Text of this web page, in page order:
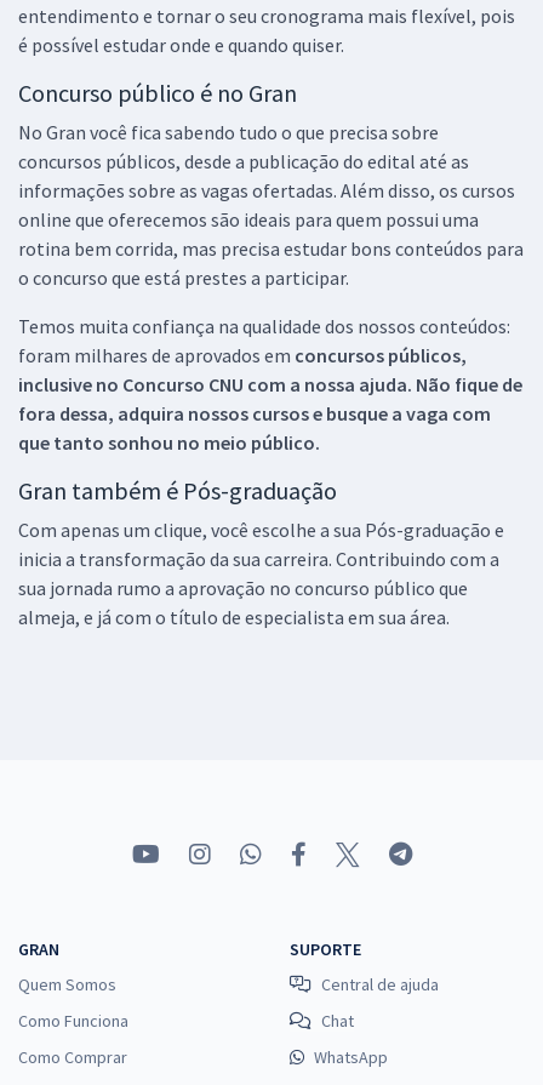
entendimento e tornar o seu cronograma mais flexível, pois
é possível estudar onde e quando quiser.
Concurso público é no Gran
No Gran você fica sabendo tudo o que precisa sobre
concursos públicos, desde a publicação do edital até as
informações sobre as vagas ofertadas. Além disso, os cursos
online que oferecemos são ideais para quem possui uma
rotina bem corrida, mas precisa estudar bons conteúdos para
o concurso que está prestes a participar.
Temos muita confiança na qualidade dos nossos conteúdos:
foram milhares de aprovados em concursos públicos,
inclusive no Concurso CNU com a nossa ajuda. Não fique de
fora dessa, adquira nossos cursos e busque a vaga com
que tanto sonhou no meio público.
Gran também é Pós-graduação
Com apenas um clique, você escolhe a sua Pós-graduação e
inicia a transformação da sua carreira. Contribuindo com a
sua jornada rumo a aprovação no concurso público que
almeja, e já com o título de especialista em sua área.
GRAN
Quem Somos
Como Funciona
Como Comprar
SUPORTE
Central de ajuda
Chat
WhatsApp